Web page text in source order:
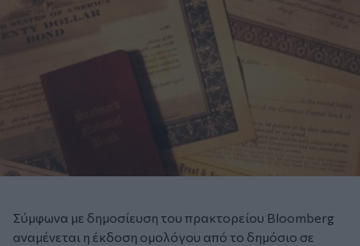
Σύμφωνα με δημοσίευση του πρακτορείου Bloomberg
αναμένεται η έκδοση ομολόγου από το δημόσιο σε